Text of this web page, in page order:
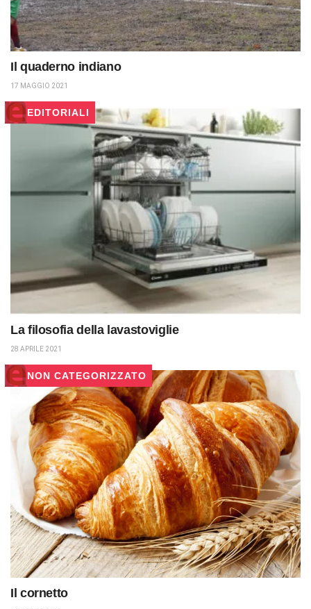
Il quaderno indiano
17 MAGGIO 2021
EDITORIALI
La filosofia della lavastoviglie
28 APRILE 2021
NON CATEGORIZZATO
Il cornetto